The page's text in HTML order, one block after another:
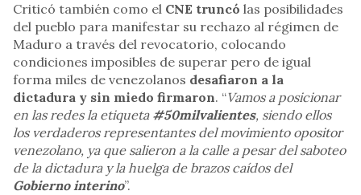
Criticó también como el CNE truncó las posibilidades
del pueblo para manifestar su rechazo al régimen de
Maduro a través del revocatorio, colocando
condiciones imposibles de superar pero de igual
forma miles de venezolanos desafiaron a la
dictadura y sin miedo firmaron. “Vamos a posicionar
en las redes la etiqueta #50milvalientes, siendo ellos
los verdaderos representantes del movimiento opositor
venezolano, ya que salieron a la calle a pesar del saboteo
de la dictadura y la huelga de brazos caídos del
Gobierno interino”.